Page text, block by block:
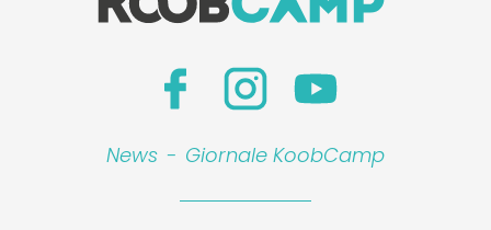
News - Giornale KoobCamp